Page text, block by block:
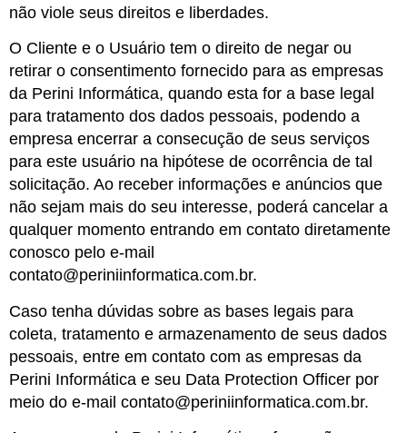
não viole seus direitos e liberdades.
O Cliente e o Usuário tem o direito de negar ou
retirar o consentimento fornecido para as empresas
da Perini Informática, quando esta for a base legal
para tratamento dos dados pessoais, podendo a
empresa encerrar a consecução de seus serviços
para este usuário na hipótese de ocorrência de tal
solicitação. Ao receber informações e anúncios que
não sejam mais do seu interesse, poderá cancelar a
qualquer momento entrando em contato diretamente
conosco pelo e-mail
contato@periniinformatica.com.br.
Caso tenha dúvidas sobre as bases legais para
coleta, tratamento e armazenamento de seus dados
pessoais, entre em contato com as empresas da
Perini Informática e seu Data Protection Officer por
meio do e-mail contato@periniinformatica.com.br.